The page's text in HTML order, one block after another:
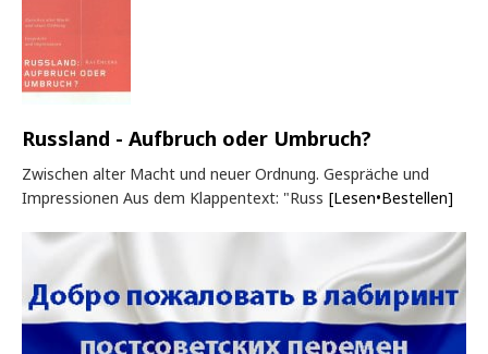
Russland - Aufbruch oder Umbruch?
Zwischen alter Macht und neuer Ordnung. Gespräche und
Impressionen Aus dem Klappentext: "Russ [Lesen•Bestellen]